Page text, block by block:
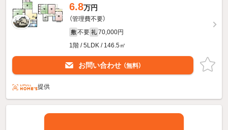
6.8万円
（管理費不要）
敷 不要 礼 70,000円
1階 / 5LDK / 146.5㎡
お問い合わせ （無料）
提供